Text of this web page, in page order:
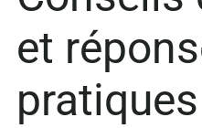
et
pratiques